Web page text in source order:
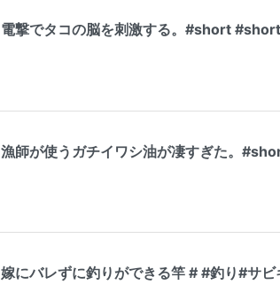
電撃でタコの脳を刺激する。#short
漁師が使うガチイワシ油が凄すぎた。
嫁にバレずに釣りができる竿 # #釣り#サ